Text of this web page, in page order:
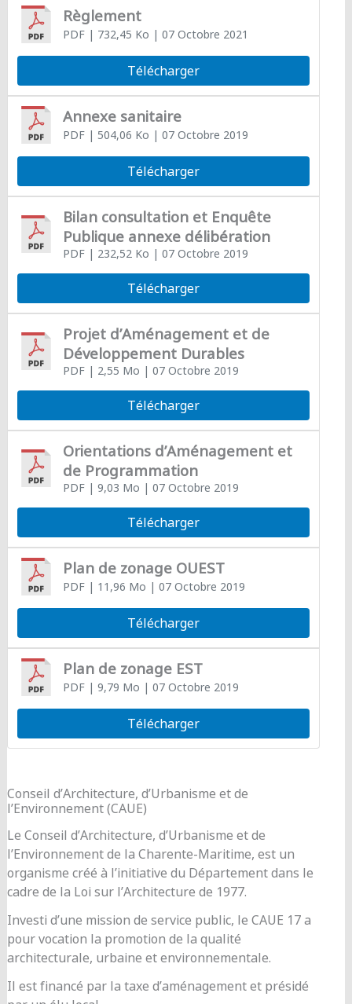
Règlement
PDF| 732,45 Ko | 07 Octobre 2021
Télécharger
Annexe sanitaire
PDF| 504,06 Ko | 07 Octobre 2019
Télécharger
Bilan consultation et Enquête
Publique annexe délibération
PDF| 232,52 Ko | 07 Octobre 2019
Télécharger
Projet d’Aménagement et de
Développement Durables
PDF| 2,55 Mo | 07 Octobre 2019
Télécharger
Orientations d’Aménagement et
de Programmation
PDF| 9,03 Mo | 07 Octobre 2019
Télécharger
Plan de zonage OUEST
PDF| 11,96 Mo | 07 Octobre 2019
Télécharger
Plan de zonage EST
PDF| 9,79 Mo | 07 Octobre 2019
Télécharger
Conseil d’Architecture, d’Urbanisme et de
l’Environnement (CAUE)
Le Conseil d’Architecture, d’Urbanisme et de
l’Environnement de la Charente-Maritime, est un
organisme créé à l’initiative du Département dans le
cadre de la Loi sur l’Architecture de 1977.
Investi d’une mission de service public, le CAUE 17 a
pour vocation la promotion de la qualité
architecturale, urbaine et environnementale.
Il est financé par la taxe d’aménagement et présidé